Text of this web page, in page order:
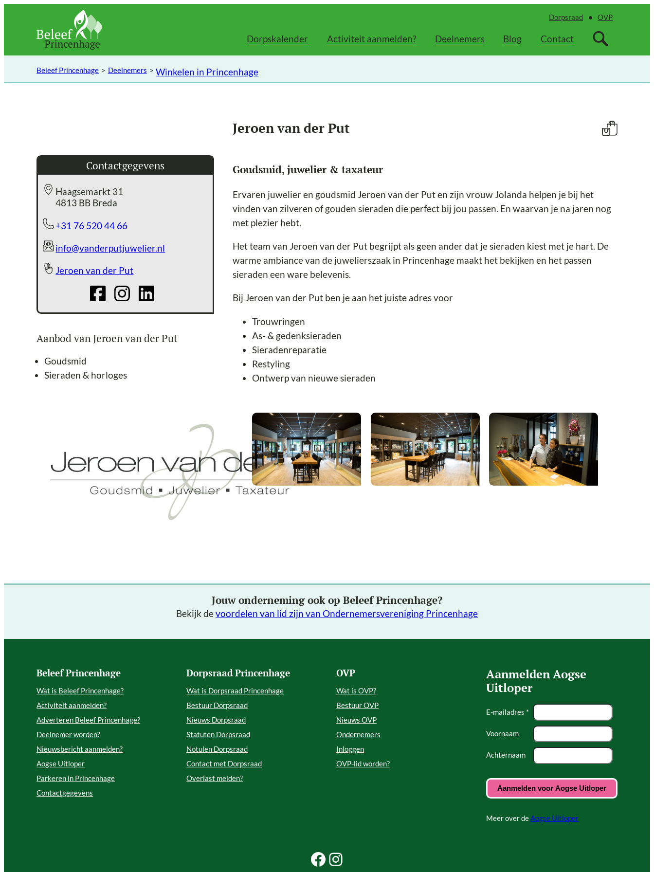
inhoud
Dorpsraad OVP
Dorpskalender Activiteit aanmelden? Deelnemers Blog Contact
Beleef Princenhage Deelnemers Winkelen in Princenhage
Jeroen van der Put
Contactgegevens
Haagsemarkt 31
4813 BB Breda
+31 76 520 44 66
info@vanderputjuwelier.nl
Jeroen van der Put
Aanbod van Jeroen van der Put
Goudsmid
Sieraden & horloges
Goudsmid, juwelier & taxateur
Ervaren juwelier en goudsmid Jeroen van der Put en zijn vrouw Jolanda helpen je bij het
vinden van zilveren of gouden sieraden die perfect bij jou passen. En waarvan je na jaren nog
met plezier hebt.
Het team van Jeroen van der Put begrijpt als geen ander dat je sieraden kiest met je hart. De
warme ambiance van de juwelierszaak in Princenhage maakt het bekijken en het passen
sieraden een ware belevenis.
Bij Jeroen van der Put ben je aan het juiste adres voor
Trouwringen
As- & gedenksieraden
Sieradenreparatie
Restyling
Ontwerp van nieuwe sieraden
Jouw onderneming ook op Beleef Princenhage?
Bekijk devoordelen van lid zijn van Ondernemersvereniging Princenhage
Beleef Princenhage
Wat is Beleef Princenhage?
Activiteit aanmelden?
Adverteren Beleef Princenhage?
Deelnemer worden?
Nieuwsbericht aanmelden?
Aogse Uitloper
Parkeren in Princenhage
Contactgegevens
Dorpsraad Princenhage
Wat is Dorpsraad Princenhage
Bestuur Dorpsraad
Nieuws Dorpsraad
Statuten Dorpsraad
Notulen Dorpsraad
Contact met Dorpsraad
Overlast melden?
OVP
Wat is OVP?
Bestuur OVP
Nieuws OVP
Ondernemers
Inloggen
OVP-lid worden?
Aanmelden Aogse
Uitloper
E-mailadres *
Voornaam
Achternaam
Meer over deAogse Uitloper
Facebook Beleef Princenhage
Instagram Beleef Princenhage